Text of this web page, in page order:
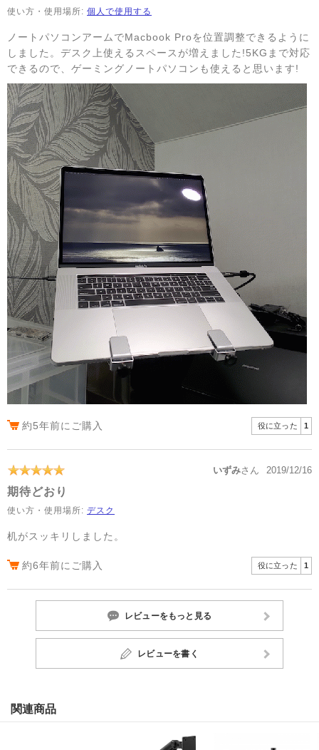
使い方・使用場所: 個人で使用する
ノートパソコンアームでMacbook Proを位置調整できるように
しました。デスク上使えるスペースが増えました!5KGまで対応
できるので、ゲーミングノートパソコンも使えると思います!
約5年前にご購入 役に立った 1
いずみさん 2019/12/16
期待どおり
使い方・使用場所: デスク
机がスッキリしました。
約6年前にご購入 役に立った 1
レビューをもっと見る
レビューを書く
関連商品